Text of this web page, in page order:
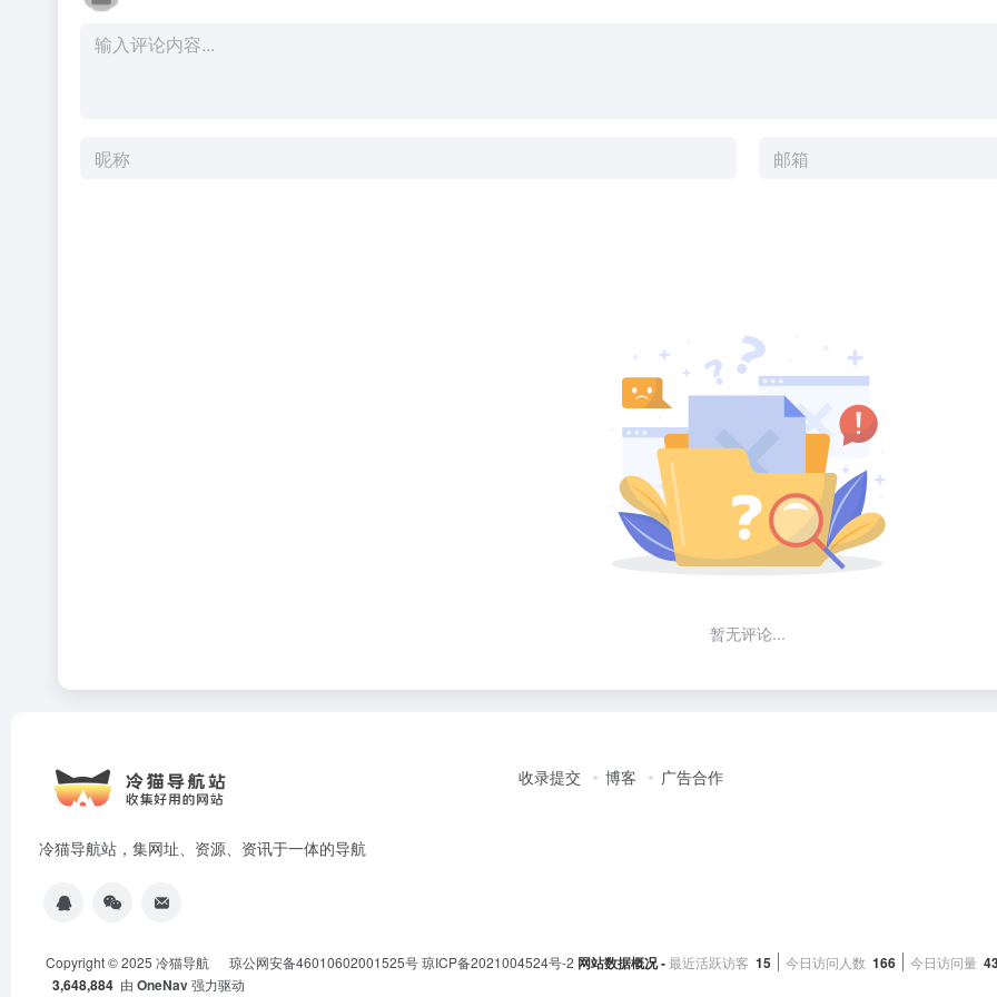
暂无评论...
冷猫导航站，集网址、资源、资讯于一体的导航
收录提交 博客 广告合作
Copyright © 2025 冷猫导航 琼公网安备46010602001525号琼ICP备2021004524号-2 网站数据概况 -最近活跃访客 15 今日访问人数 166 今日访问量
3,648,884 由 OneNav强力驱动